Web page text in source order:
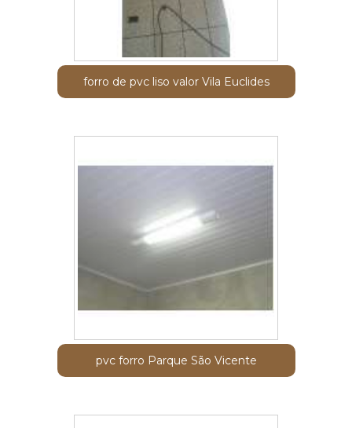
forro de pvc liso valor Vila Euclides
pvc forro Parque São Vicente